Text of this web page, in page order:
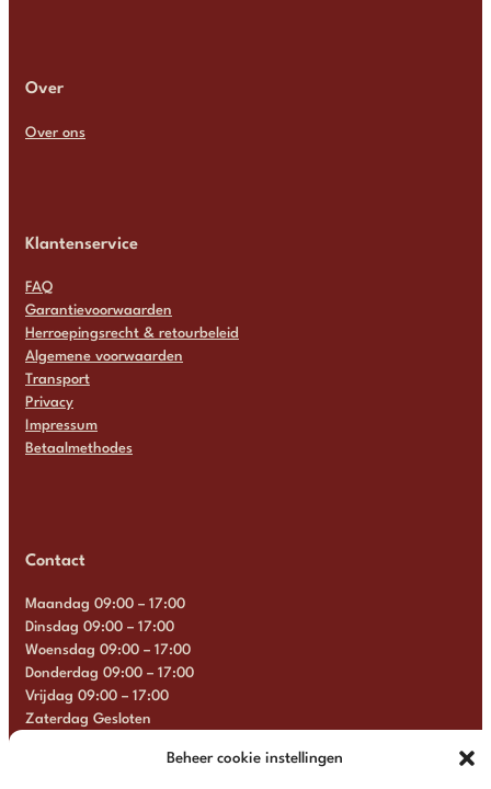
Beheer cookie instellingen
Over
Over ons
Klantenservice
FAQ
Garantievoorwaarden
Herroepingsrecht & retourbeleid
Algemene voorwaarden
Transport
Privacy
Impressum
Betaalmethodes
Contact
Maandag 09:00 – 17:00
Dinsdag 09:00 – 17:00
Woensdag 09:00 – 17:00
Donderdag 09:00 – 17:00
Vrijdag 09:00 – 17:00
Zaterdag Gesloten